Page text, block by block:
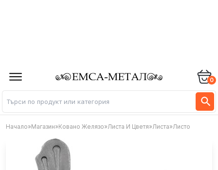
0
Начало»Магазин»Ковано Желязо»Листа И Цветя»Листа»Листо